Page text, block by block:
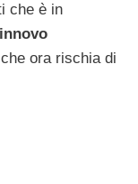
che è in
ora rischia di